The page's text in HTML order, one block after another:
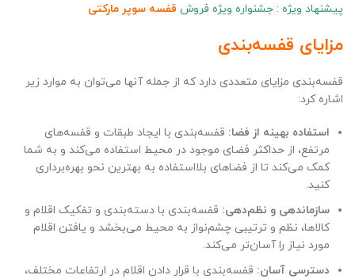
پیشنهاد ویژه : جشنواره ویژه فروش قفسه سوپر مارکتی
مزایای قفسه‌بندی
قفسه‌بندی مزایای متعددی دارد که از جمله آنها می‌توان به موارد زیر
اشاره کرد:
استفاده بهینه از فضا: قفسه‌بندی با ایجاد طبقات و قفسه‌های
مرتفع، از حداکثر فضای موجود در محیط استفاده می‌کند و به شما
کمک می‌کند تا از فضاهای بلااستفاده به بهترین نحو بهره‌برداری
کنید.
سازماندهی و نظم‌دهی: قفسه‌بندی با دسته‌بندی و تفکیک اقلام و
کالاها، نظم و ترتیبی چشم‌نواز به محیط می‌بخشد و یافتن اقلام
مورد نیاز را آسان‌تر می‌کند.
دسترسی آسان: قفسه‌بندی با قرار دادن اقلام در ارتفاعات مختلف،